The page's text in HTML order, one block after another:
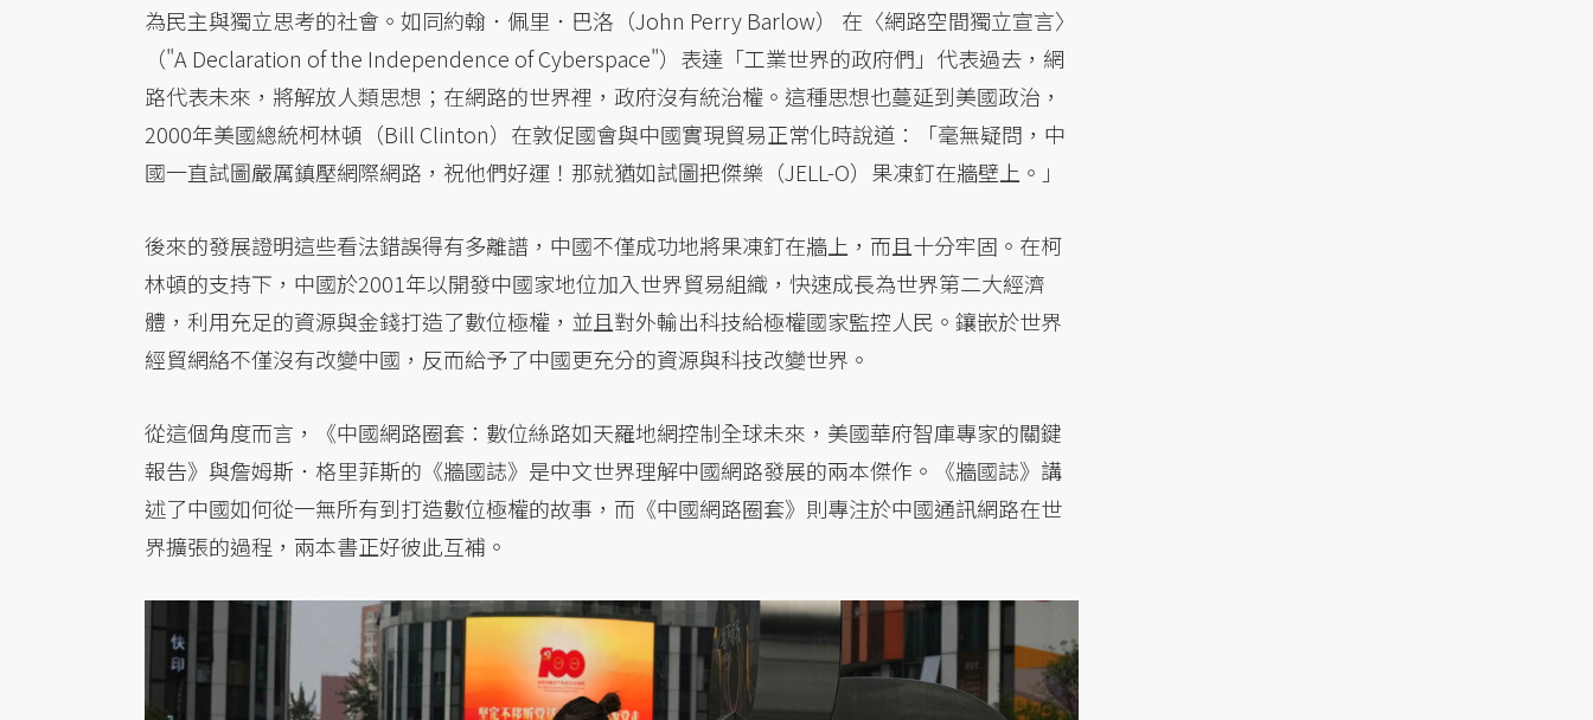
為民主與獨立思考的社會。如同約翰．佩里．巴洛（John Perry Barlow） 在〈網路空間獨立宣言〉
（"A Declaration of the Independence of Cyberspace"）表達「工業世界的政府們」代表過去，網
路代表未來，將解放人類思想；在網路的世界裡，政府沒有統治權。這種思想也蔓延到美國政治，
2000年美國總統柯林頓（Bill Clinton）在敦促國會與中國實現貿易正常化時說道：「毫無疑問，中
國一直試圖嚴厲鎮壓網際網路，祝他們好運！那就猶如試圖把傑樂（JELL-O）果凍釘在牆壁上。」
後來的發展證明這些看法錯誤得有多離譜，中國不僅成功地將果凍釘在牆上，而且十分牢固。在柯
林頓的支持下，中國於2001年以開發中國家地位加入世界貿易組織，快速成長為世界第二大經濟
體，利用充足的資源與金錢打造了數位極權，並且對外輸出科技給極權國家監控人民。鑲嵌於世界
經貿網絡不僅沒有改變中國，反而給予了中國更充分的資源與科技改變世界。
從這個角度而言，《中國網路圈套：數位絲路如天羅地網控制全球未來，美國華府智庫專家的關鍵
報告》與詹姆斯．格里菲斯的《牆國誌》是中文世界理解中國網路發展的兩本傑作。《牆國誌》講
述了中國如何從一無所有到打造數位極權的故事，而《中國網路圈套》則專注於中國通訊網路在世
界擴張的過程，兩本書正好彼此互補。